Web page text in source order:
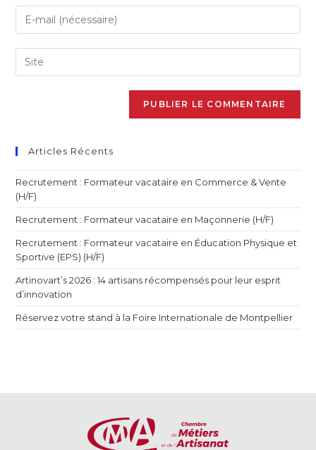
Articles Récents
Recrutement : Formateur vacataire en Commerce & Vente
(H/F)
Recrutement : Formateur vacataire en Maçonnerie (H/F)
Recrutement : Formateur vacataire en Éducation Physique et
Sportive (EPS) (H/F)
Artinovart’s 2026 : 14 artisans récompensés pour leur esprit
d’innovation
Réservez votre stand à la Foire Internationale de Montpellier